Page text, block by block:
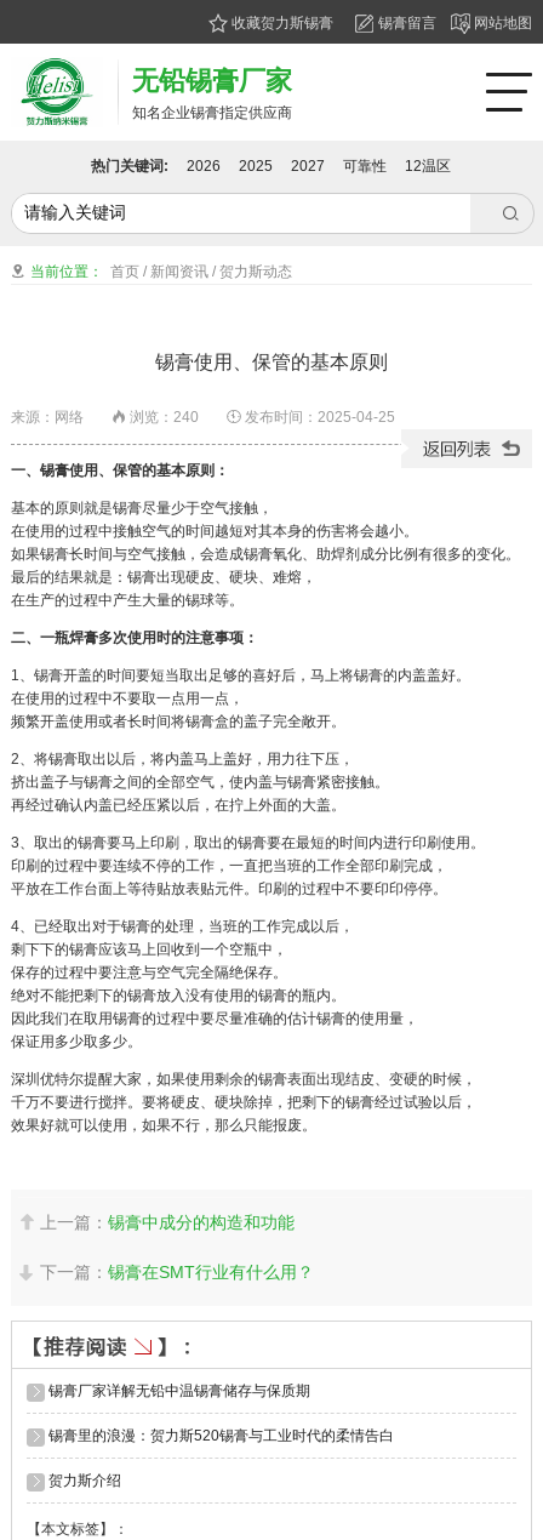
收藏贺力斯锡膏 锡膏留言 网站地图
无铅锡膏厂家
知名企业锡膏指定供应商
热门关键词: 2026 2025 2027 可靠性 12温区

 当前位置： 首页 / 新闻资讯 /贺力斯动态
锡膏使用、保管的基本原则
来源：网络  浏览： 240 发布时间：2025-04-25
一、锡膏使用、保管的基本原则：
基本的原则就是锡膏尽量少于空气接触，
在使用的过程中接触空气的时间越短对其本身的伤害将会越小。
如果锡膏长时间与空气接触，会造成锡膏氧化、助焊剂成分比例有很多的变化。
最后的结果就是：锡膏出现硬皮、硬块、难熔，
在生产的过程中产生大量的锡球等。
二、一瓶焊膏多次使用时的注意事项：
1、锡膏开盖的时间要短当取出足够的喜好后，马上将锡膏的内盖盖好。
在使用的过程中不要取一点用一点，
频繁开盖使用或者长时间将锡膏盒的盖子完全敞开。
2、将锡膏取出以后，将内盖马上盖好，用力往下压，
挤出盖子与锡膏之间的全部空气，使内盖与锡膏紧密接触。
再经过确认内盖已经压紧以后，在拧上外面的大盖。
3、取出的锡膏要马上印刷，取出的锡膏要在最短的时间内进行印刷使用。
印刷的过程中要连续不停的工作，一直把当班的工作全部印刷完成，
平放在工作台面上等待贴放表贴元件。印刷的过程中不要印印停停。
4、已经取出对于锡膏的处理，当班的工作完成以后，
剩下下的锡膏应该马上回收到一个空瓶中，
保存的过程中要注意与空气完全隔绝保存。
绝对不能把剩下的锡膏放入没有使用的锡膏的瓶内。
因此我们在取用锡膏的过程中要尽量准确的估计锡膏的使用量，
保证用多少取多少。
深圳优特尔提醒大家，如果使用剩余的锡膏表面出现结皮、变硬的时候，
千万不要进行搅拌。要将硬皮、硬块除掉，把剩下的锡膏经过试验以后，
效果好就可以使用，如果不行，那么只能报废。
 上一篇： 锡膏中成分的构造和功能
 下一篇： 锡膏在SMT行业有什么用？
锡膏厂家详解无铅中温锡膏储存与保质期
锡膏里的浪漫：​贺力斯520锡膏与工业时代的柔情告白
​贺力斯介绍
【本文标签】：